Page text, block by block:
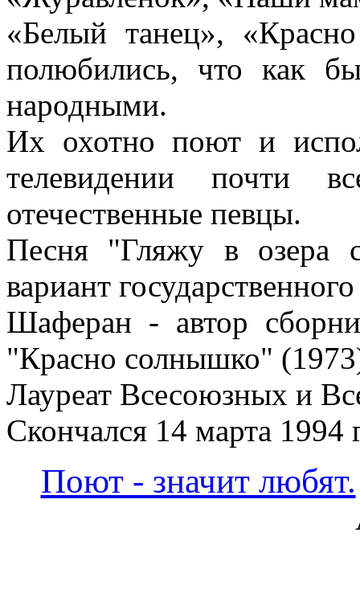
«Белый танец»,
полюбились, что как
народными.
Их охотно поют и
телевидении почти
отечественные певцы.
Песня "Гляжу в озера
вариант
Шаферан - автор
"Красно солнышко"
Лауреат Всесоюзных и
Скончался 14 марта 1994
Поют - значит любят.